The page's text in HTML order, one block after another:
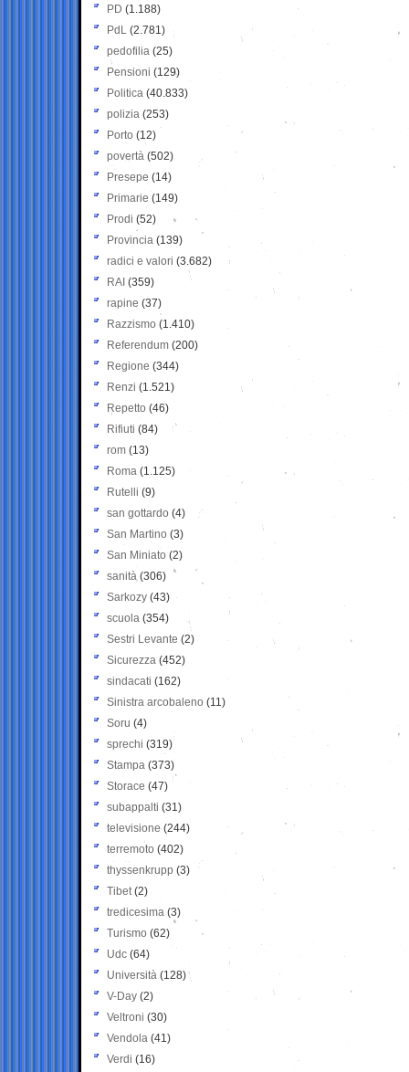
PD (1.188)
PdL (2.781)
pedofilia (25)
Pensioni (129)
Politica (40.833)
polizia (253)
Porto (12)
povertà (502)
Presepe (14)
Primarie (149)
Prodi (52)
Provincia (139)
radici e valori (3.682)
RAI (359)
rapine (37)
Razzismo (1.410)
Referendum (200)
Regione (344)
Renzi (1.521)
Repetto (46)
Rifiuti (84)
rom (13)
Roma (1.125)
Rutelli (9)
san gottardo (4)
San Martino (3)
San Miniato (2)
sanità (306)
Sarkozy (43)
scuola (354)
Sestri Levante (2)
Sicurezza (452)
sindacati (162)
Sinistra arcobaleno (11)
Soru (4)
sprechi (319)
Stampa (373)
Storace (47)
subappalti (31)
televisione(244)
terremoto (402)
thyssenkrupp (3)
Tibet(2)
tredicesima (3)
Turismo (62)
Udc (64)
Università (128)
V-Day (2)
Veltroni (30)
Vendola (41)
Verdi (16)